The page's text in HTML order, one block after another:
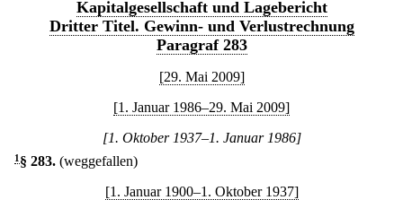
Kapitalgesellschaft und Lagebericht
Dritter Titel. Gewinn- und Verlustrechnung
Paragraf 283
[29. Mai 2009]
[1. Januar 1986–29. Mai 2009]
[1. Oktober 1937–1. Januar 1986]
1 § 283. (weggefallen)
[1. Januar 1900–1. Oktober 1937]